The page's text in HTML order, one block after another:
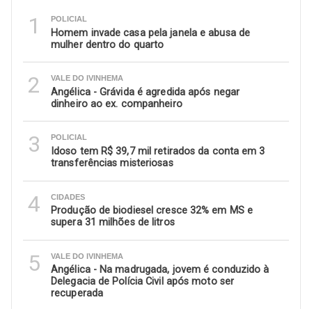
1 POLICIAL
Homem invade casa pela janela e abusa de
mulher dentro do quarto
2 VALE DO IVINHEMA
Angélica - Grávida é agredida após negar
dinheiro ao ex. companheiro
3 POLICIAL
Idoso tem R$ 39,7 mil retirados da conta em 3
transferências misteriosas
4 CIDADES
Produção de biodiesel cresce 32% em MS e
supera 31 milhões de litros
5 VALE DO IVINHEMA
Angélica - Na madrugada, jovem é conduzido à
Delegacia de Polícia Civil após moto ser
recuperada